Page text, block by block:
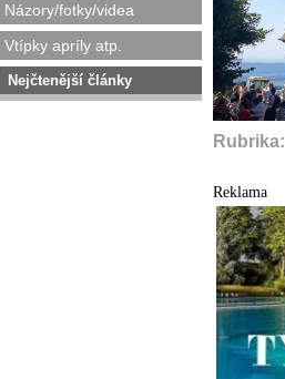
Názory/fotky/videa
Vtípky apríly atp.
Nejčtenější články
Rubrika:
Reklama